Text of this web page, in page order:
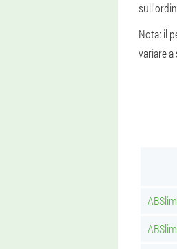
Nota: il
variare